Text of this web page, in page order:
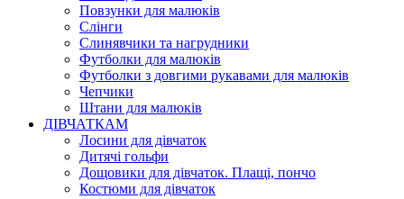
Повзунки для малюків
Слінги
Слинявчики та нагрудники
Футболки для малюків
Футболки з довгими рукавами для малюків
Чепчики
Штани для малюків
ДІВЧАТКАМ
Лосини для дівчаток
Дитячі гольфи
Дощовики для дівчаток. Плащі, пончо
Костюми для дівчаток